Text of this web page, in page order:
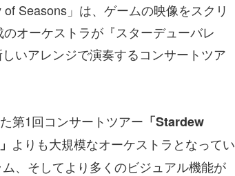
of Seasons」は、ゲームの映像をスクリ
オーケストラが『スターデューバレ
いアレンジで演奏するコンサートツア
第1回コンサートツアー 「Stardew
よりも大規模なオーケストラとなってい
、そしてより多くのビジュアル機能が